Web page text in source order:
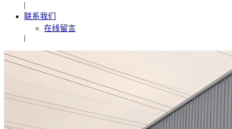
|
联系我们
在线留言
|